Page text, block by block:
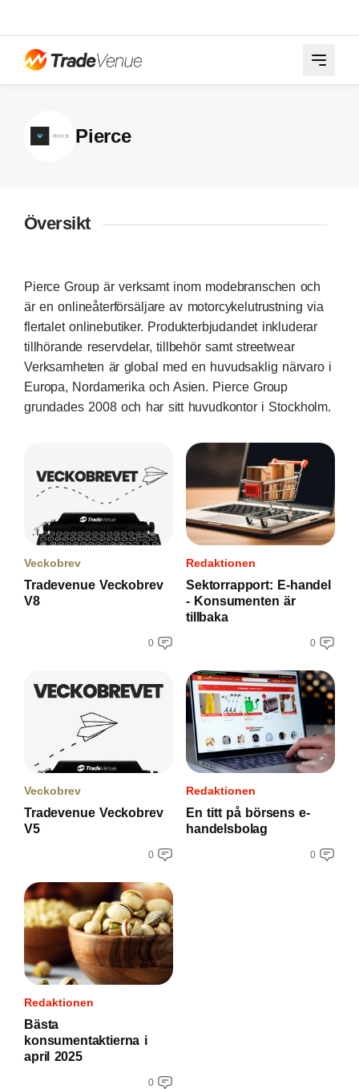
Pierce
Översikt
Pierce Group är verksamt inom modebranschen och
är en onlineåterförsäljare av motorcykelutrustning via
flertalet onlinebutiker. Produkterbjudandet inkluderar
tillhörande reservdelar, tillbehör samt streetwear
Verksamheten är global med en huvudsaklig närvaro i
Europa, Nordamerika och Asien. Pierce Group
grundades 2008 och har sitt huvudkontor i Stockholm.
Veckobrev
Tradevenue Veckobrev
V8
0
Redaktionen
Sektorrapport: E-handel
- Konsumenten är
tillbaka
0
Veckobrev
Tradevenue Veckobrev
V5
0
Redaktionen
En titt på börsens e-
handelsbolag
0
Redaktionen
Bästa
konsumentaktierna i
april 2025
0